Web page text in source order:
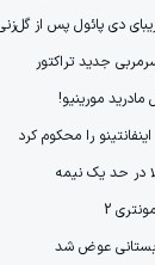
دی پائول پس از
جدید تراکتور
مادرید مورینیو!
را محکوم کرد
در حد یک نیمه
عوض شد